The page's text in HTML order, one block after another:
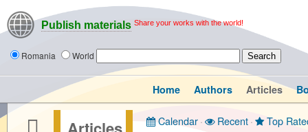
Publish materials Share your works with the world!
Romania World
Home Authors Articles
Calendar· Recent· Top